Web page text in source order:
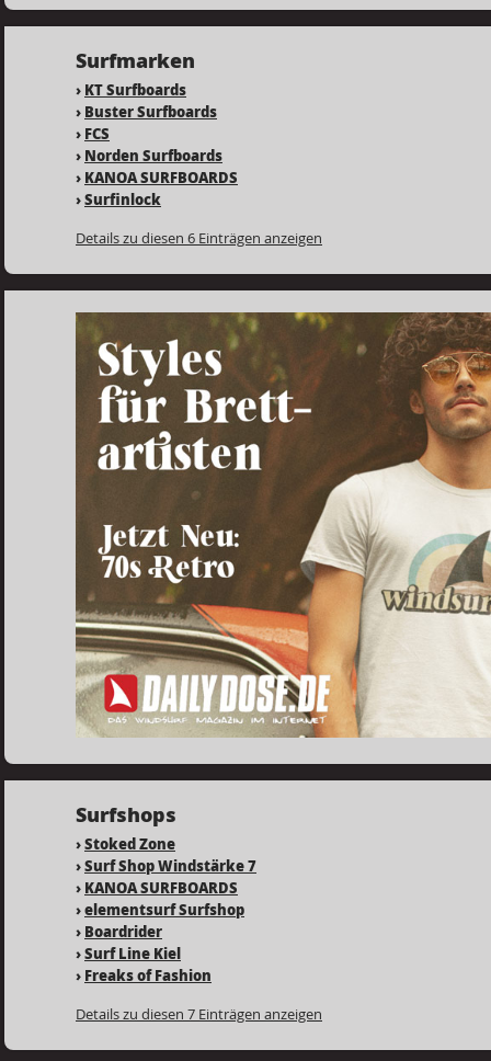
Surfmarken
› KT Surfboards
› Buster Surfboards
› FCS
› Norden Surfboards
› KANOA SURFBOARDS
›Surfinlock
Details zu diesen 6 Einträgen anzeigen
Surfshops
›Stoked Zone
›Surf Shop Windstärke 7
› KANOA SURFBOARDS
›elementsurf Surfshop
› Boardrider
›Surf Line Kiel
› Freaks of Fashion
Details zu diesen 7 Einträgen anzeigen